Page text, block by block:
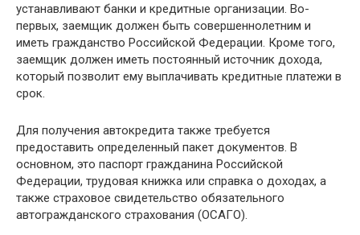
устанавливают банки и кредитные организации. Во-
первых, заемщик должен быть совершеннолетним и
иметь гражданство Российской Федерации. Кроме того,
заемщик должен иметь постоянный источник дохода,
который позволит ему выплачивать кредитные платежи в
срок.
Для получения автокредита также требуется
предоставить определенный пакет документов. В
основном, это паспорт гражданина Российской
Федерации, трудовая книжка или справка о доходах, а
также страховое свидетельство обязательного
автогражданского страхования (ОСАГО).